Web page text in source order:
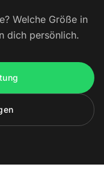
Welche Größe in
dich persönlich.